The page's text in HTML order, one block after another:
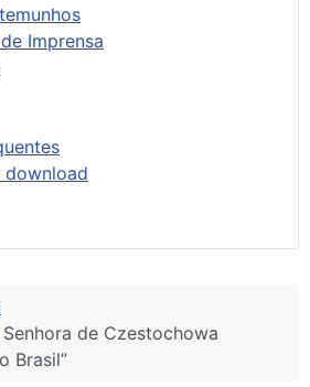
Imprensa
download
de Czestochowa
Brasil”